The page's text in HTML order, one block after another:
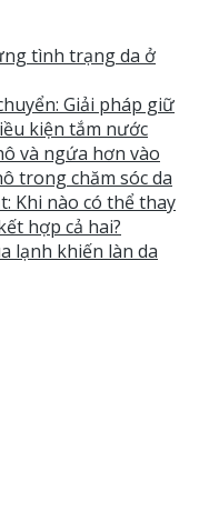
tình trạng da ở
Giải pháp giữ
kiện tắm nước
và ngứa hơn vào
trong chăm sóc da
Khi nào có thể thay
hợp cả hai?
lạnh khiến làn da